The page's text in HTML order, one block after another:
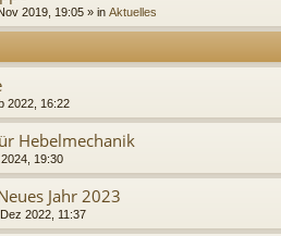
2019, 19:05 » in Aktuelles
2022, 16:22
Hebelmechanik
19:30
Jahr 2023
2022, 11:37